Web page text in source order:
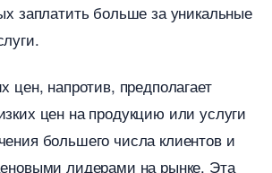
заплатить больше за уникальные
цен, напротив, предполагает
цен на продукцию или услуги
большего числа клиентов и
лидерами на рынке. Эта